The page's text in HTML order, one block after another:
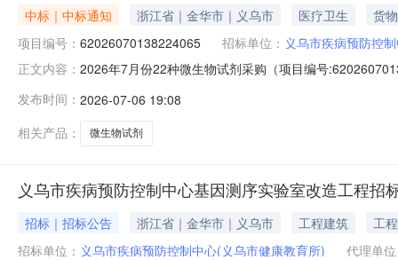
中标｜中标通知 浙江省｜金华市｜义乌市 医疗卫生
货物
项目编号： 62026070138224065 招标单位： 义乌市疾病预防控
正文内容： 2026年7月份22种微生物试剂采购（项目编号
07-0615:00二、采购单位信息采购单位名称：义乌市疾
发布时间： 2026-07-06 19:08
相关产品：
微生物试剂
义乌市疾病预防控制中心基因测序实验室改造工程招
招标｜招标公告 浙江省｜金华市｜义乌市 工程建筑
工程
招标单位： 义乌市疾病预防控制中心(义乌市健康教育所)
代理单